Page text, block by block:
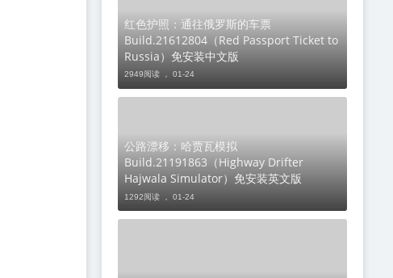
红色护照：通往俄罗斯的车票
Build.21612804（Red Passport Ticket to
Russia）免安装中文版
2949阅读 ， 01-24
公路漂移：哈贾瓦模拟
Build.21191863（Highway Drifter
Hajwala Simulator）免安装英文版
1292阅读 ， 01-24